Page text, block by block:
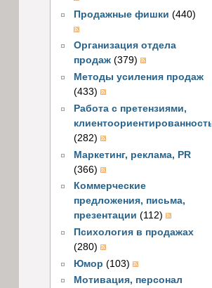
Продажные фишки (440)
Организация отдела
продаж (379)
Методы усиления продаж
(433)
Работа с претензиями,
клиентоориентированность
(282)
Маркетинг, реклама, PR
(366)
Коммерческие
предложения, письма,
презентации (112)
Психология в продажах
(280)
Юмор (103)
Мотивация, персонал